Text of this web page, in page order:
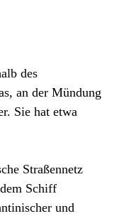
des
an der Mündung
Sie hat etwa
Straßennetz
Schiff
und